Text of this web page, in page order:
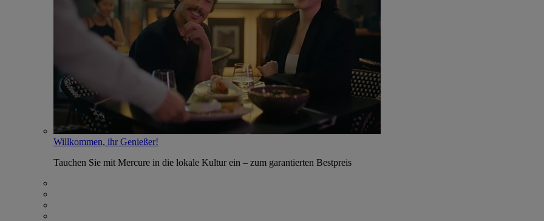
Willkommen, ihr Genießer!
Tauchen Sie mit Mercure in die lokale Kultur ein – zum garantierten Bestpreis